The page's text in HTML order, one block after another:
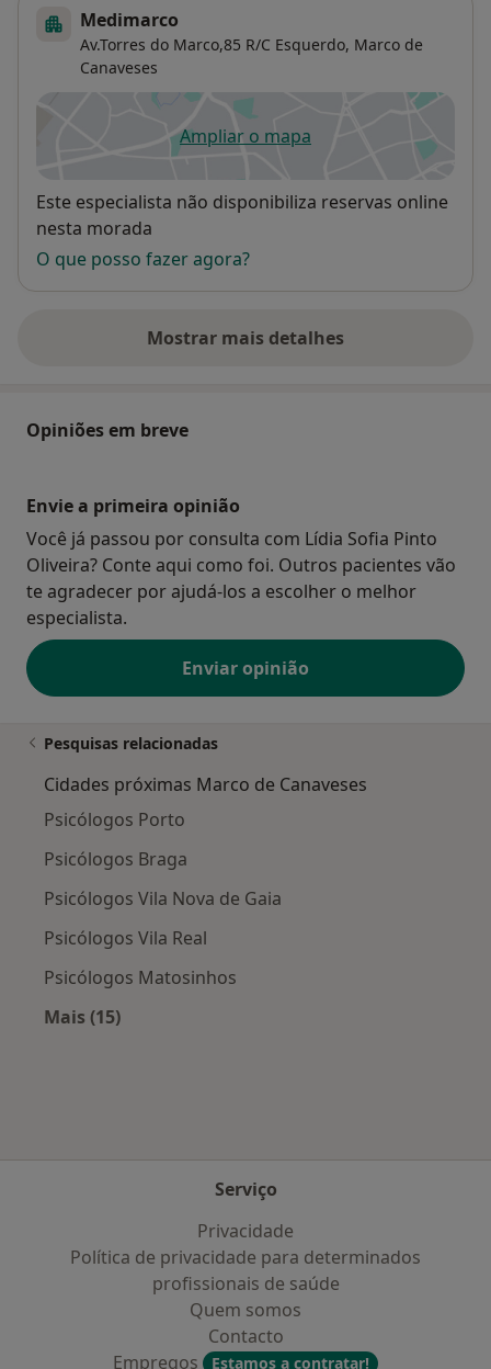
Medimarco
Av.Torres do Marco,85 R/C Esquerdo, Marco de
Canaveses
Ampliar o mapaabre num novo separador
Disponibilidade
Este especialista não disponibiliza reservas online
nesta morada
O que posso fazer agora?
Mostrar mais detalhes
sobre o endereço
Opiniões em breve
Envie a primeira opinião
Você já passou por consulta com Lídia Sofia Pinto
Oliveira? Conte aqui como foi. Outros pacientes vão
te agradecer por ajudá-los a escolher o melhor
especialista.
Enviar opinião
Pesquisas relacionadas
Cidades próximas Marco de Canaveses
Psicólogos Porto
Psicólogos Braga
Psicólogos Vila Nova de Gaia
Psicólogos Vila Real
Psicólogos Matosinhos
Mais (15)
Serviço
Privacidade
Política de privacidade para determinados
profissionais de saúde
Quem somos
Contacto
Empregos
Estamos a contratar!